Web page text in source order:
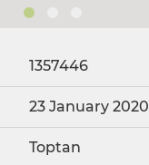
1357446
23 January 2020
Toptan